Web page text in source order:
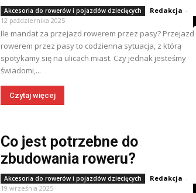
Akcesoria do rowerów i pojazdów dziecięcych Redakcja -
12 października 2025
Ile mandat za przejazd rowerem przez pasy? Przejazd
rowerem przez pasy to codzienna sytuacja, z którą
spotykamy się na ulicach miast. Czy jednak jesteśmy
świadomi,...
Czytaj więcej
Co jest potrzebne do
zbudowania roweru?
Akcesoria do rowerów i pojazdów dziecięcych Redakcja -
19 września 2025